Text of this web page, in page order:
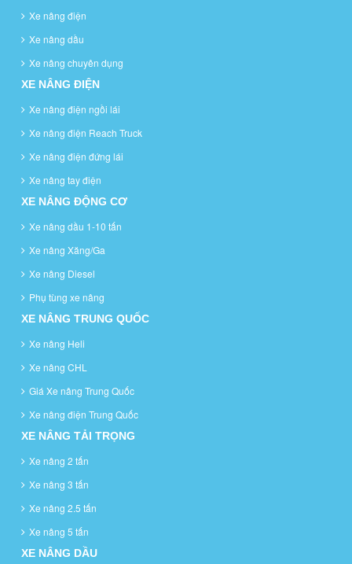
Xe nâng điện
Xe nâng dầu
Xe nâng chuyên dụng
XE NÂNG ĐIỆN
Xe nâng điện ngồi lái
Xe nâng điện Reach Truck
Xe nâng điện đứng lái
Xe nâng tay điện
XE NÂNG ĐỘNG CƠ
Xe nâng dầu 1-10 tấn
Xe nâng Xăng/Ga
Xe nâng Diesel
Phụ tùng xe nâng
XE NÂNG TRUNG QUỐC
Xe nâng Heli
Xe nâng CHL
Giá Xe nâng Trung Quốc
Xe nâng điện Trung Quốc
XE NÂNG TẢI TRỌNG
Xe nâng 2 tấn
Xe nâng 3 tấn
Xe nâng 2.5 tấn
Xe nâng 5 tấn
XE NÂNG DẦU